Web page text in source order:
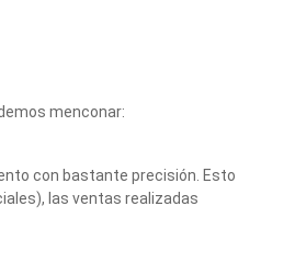
menconar:
con bastante precisión. Esto
las ventas realizadas